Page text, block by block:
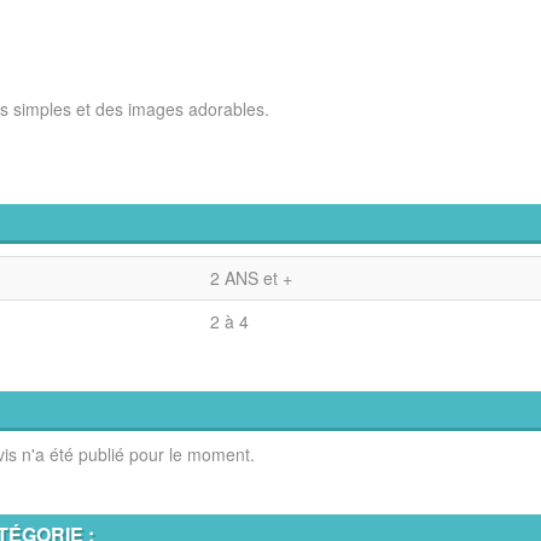
simples et des images adorables.
2 ANS et +
2 à 4
n'a été publié pour le moment.
: